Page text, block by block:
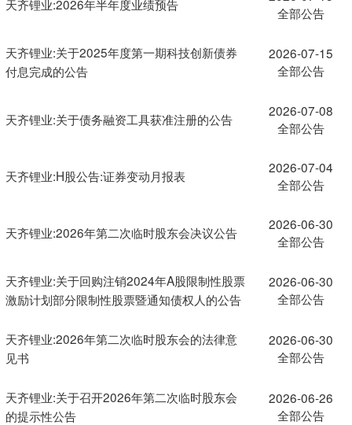
天齐锂业:2026年半年度业绩预告
全部公告
天齐锂业:关于2025年度第一期科技创新债券
付息完成的公告
2026-07-15
全部公告
天齐锂业:关于债务融资工具获准注册的公告
2026-07-08
全部公告
天齐锂业:H股公告:证券变动月报表
2026-07-04
全部公告
天齐锂业:2026年第二次临时股东会决议公告
2026-06-30
全部公告
天齐锂业:关于回购注销2024年A股限制性股票
激励计划部分限制性股票暨通知债权人的公告
2026-06-30
全部公告
天齐锂业:2026年第二次临时股东会的法律意
见书
2026-06-30
全部公告
天齐锂业:关于召开2026年第二次临时股东会
的提示性公告
2026-06-26
全部公告